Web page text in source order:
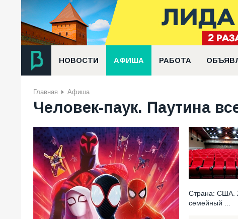
НОВОСТИ АФИША РАБОТА
Главная Афиша
Человек-паук. Паутина
Страна: США.
семейный ...